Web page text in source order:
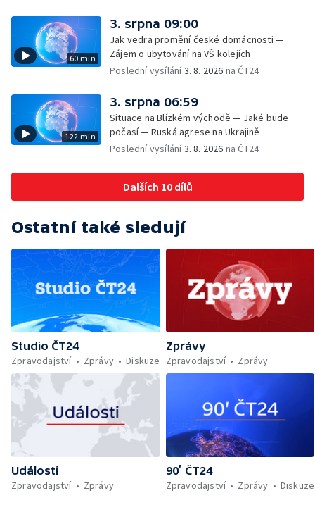
60 min
3. srpna 09:00
Jak vedra promění české domácnosti —
Zájem o ubytování na VŠ kolejích
Poslední vysílání3. 8. 2026 na ČT24
122 min
3. srpna 06:59
Situace na Blízkém východě — Jaké bude
počasí — Ruská agrese na Ukrajině
Poslední vysílání3. 8. 2026 na ČT24
Dalších 10 dílů
Ostatní také sledují
Studio ČT24
Zpravodajství
Zprávy Diskuze
Zprávy
Zpravodajství
Zprávy
Události
Zpravodajství
Zprávy
90’ ČT24
Zpravodajství
Zprávy Diskuze